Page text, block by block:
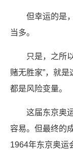
但幸运的是
当多。
只是，之所
赌无胜家”，就
都是风险变量。
这届东京奥
容易。但最终的
1964年东京奥